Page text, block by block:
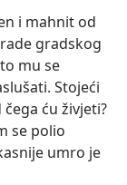
i mahnit od
gradskog
mu se
Stojeći
ću živjeti?
se polio
umro je